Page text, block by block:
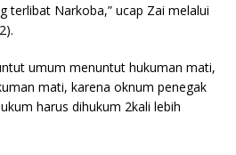
terlibat Narkoba,” ucap Zai melalui
umum menuntut hukuman mati,
mati, karena oknum penegak
harus dihukum 2kali lebih